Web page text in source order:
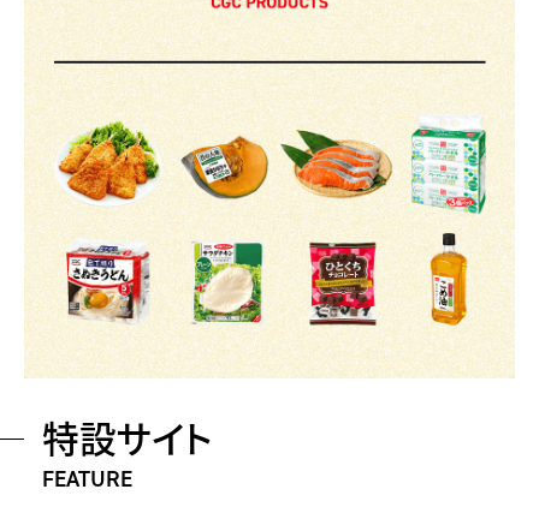
特設サイト
FEATURE